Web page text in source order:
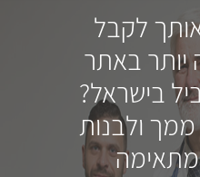
לקבל
יותר באתר
בישראל?
ולבנות